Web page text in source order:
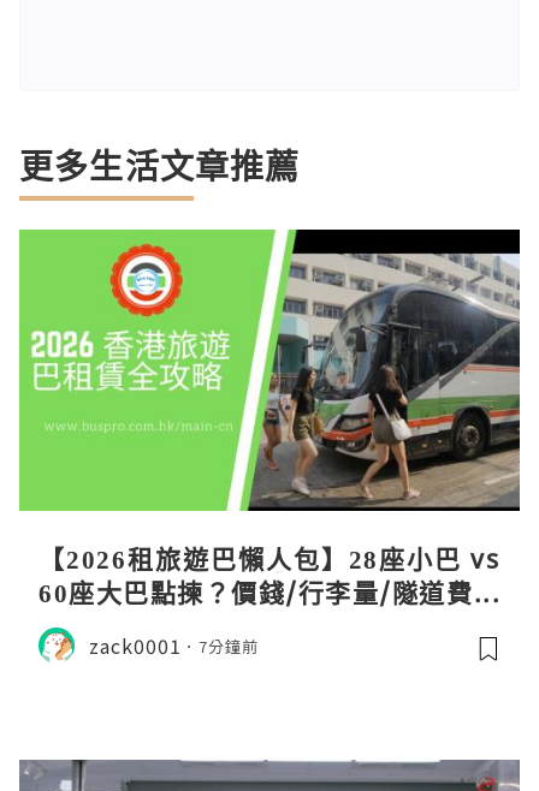
更多生活文章推薦
【2026租旅遊巴懶人包】28座小巴 vs
60座大巴點揀？價錢/行李量/隧道費一
文睇清！
zack0001 7分鐘前